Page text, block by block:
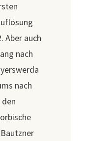
Aber auch
nach
nach